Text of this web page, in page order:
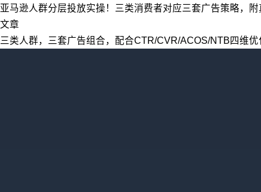
亚马逊人群分层投放实操！三类消费者对应三套广告策略，
文章
三类人群，三套广告组合，配合CTR/CVR/ACOS/NTB四维优